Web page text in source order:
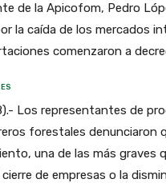
de la Apicofom, Pedro
la caída de los mercados
comenzaron a
Los representantes de
forestales denunciaron
una de las más graves
de empresas o la